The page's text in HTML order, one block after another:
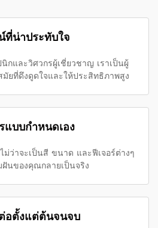
ที่น่าประทับใจ
กและวิศวกรผู้เชี่ยวชาญ เราเป็นผู้
มัยที่ดึงดูดใจและให้ประสิทธิภาพสูง
แบบกำหนดเอง
ม่ว่าจะเป็นสี ขนาด และฟีเจอร์ต่างๆ
ฝันของคุณกลายเป็นจริง
อตั้งแต่ต้นจนจบ